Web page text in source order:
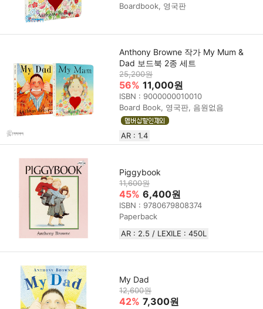
Boardbook, 영국판
Anthony Browne 작가 My Mum &
Dad 보드북 2종 세트
25,200원
56% 11,000원
ISBN : 9000000010010
Board Book, 영국판, 음원없음
AR : 1.4
Piggybook
11,600원
45% 6,400원
ISBN : 9780679808374
Paperback
AR : 2.5 / LEXILE : 450L
My Dad
12,600원
42% 7,300원